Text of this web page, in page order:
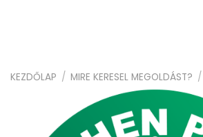
KEZDŐLAP / MIRE KERESEL MEGOLDÁST? /